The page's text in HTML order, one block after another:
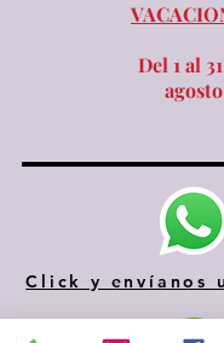
Del 1 al
agosto
Click y envíanos